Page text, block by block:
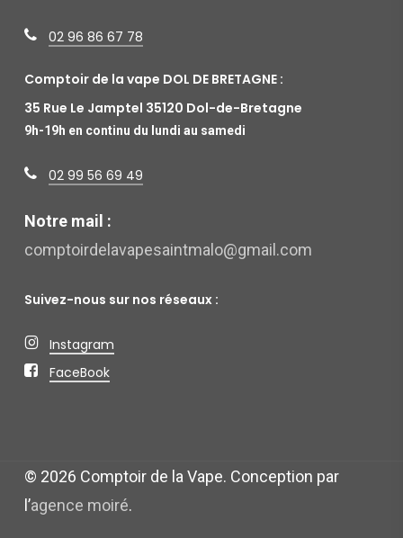
02 96 86 67 78
Comptoir de la vape DOL DE BRETAGNE :
35 Rue Le Jamptel 35120 Dol-de-Bretagne
9h-19h en continu du lundi au samedi
02 99 56 69 49
Notre mail :
comptoirdelavapesaintmalo@gmail.com
Suivez-nous sur nos réseaux :
Instagram
FaceBook
© 2026 Comptoir de la Vape. Conception par
l’agence moiré.